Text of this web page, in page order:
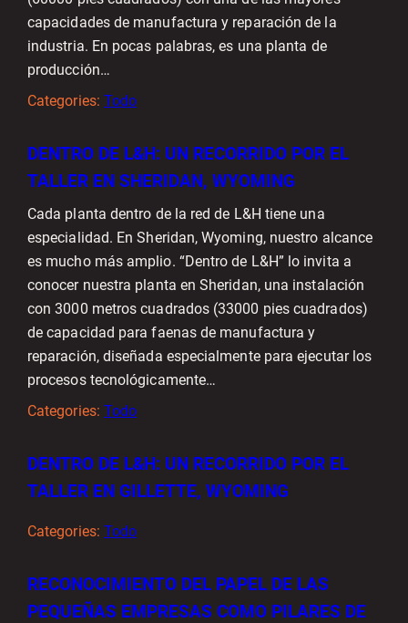
capacidades de manufactura y reparación de la
industria. En pocas palabras, es una planta de
producción…
Categories: Todo
DENTRO DE L&H: UN RECORRIDO POR EL
TALLER EN SHERIDAN, WYOMING
Cada planta dentro de la red de L&H tiene una
especialidad. En Sheridan, Wyoming, nuestro alcance
es mucho más amplio. “Dentro de L&H” lo invita a
conocer nuestra planta en Sheridan, una instalación
con 3000 metros cuadrados (33000 pies cuadrados)
de capacidad para faenas de manufactura y
reparación, diseñada especialmente para ejecutar los
procesos tecnológicamente…
Categories: Todo
DENTRO DE L&H: UN RECORRIDO POR EL
TALLER EN GILLETTE, WYOMING
Categories: Todo
RECONOCIMIENTO DEL PAPEL DE LAS
PEQUEÑAS EMPRESAS COMO PILARES DE